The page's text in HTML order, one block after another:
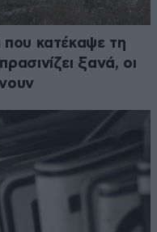
που κατέκαψε τη
ξανά, οι